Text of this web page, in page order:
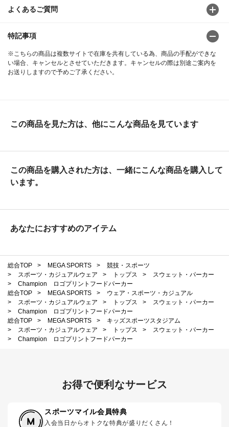
よくあるご質問
特記事項
※こちらの商品は複数サイトで在庫を共有している為、商品の手配ができな
い場合、キャンセルとさせていただきます。キャンセルの際は別途ご案内を
お送りしますので予めご了承ください。
この商品を見た方は、他にこんな商品を見ています
この商品を購入された方は、一緒にこんな商品を購入して
います。
あなたにおすすめのアイテム
総合TOP > MEGA SPORTS >
競技・スポーツ
>
スポーツ・カジュアルウェア > トップス >
スウェット・パーカー
>
Champion ロゴプリントフードパーカー
総合TOP
> MEGA SPORTS >
ウェア・スポーツ・カジュアル
>
スポーツ・カジュアルウェア > トップス >
スウェット・パーカー
>
Champion ロゴプリントフードパーカー
総合TOP
> MEGA SPORTS >
キッズスポーツスタジアム
>
スポーツ・カジュアルウェア > トップス >
スウェット・パーカー
>
Champion ロゴプリントフードパーカー
お得で便利なサービス
スポーツマイル会員特典
入会当日からオトクな特典が盛りだくさん！